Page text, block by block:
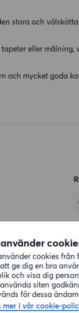
cookies från
ge dig en bra
och visa dig
siten
för dessa
mer i vår cookie-
stora och
eller målning,
och mycket goda